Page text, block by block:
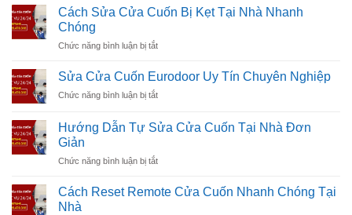
Nhất
Cuốn:
Chi
Từ
Bảo
Dưỡng
Cuốn
Nhà
Cách Sửa Cửa Cuốn Bị Kẹt Tại Nhà Nhanh
Chóng
Chức năng bình luận bị tắtở
Sửa
Cuốn
Kẹt
Nhanh
Sửa Cửa Cuốn Eurodoor Uy Tín Chuyên Nghiệp
Chức năng bình luận bị tắtở
Cửa
Cuốn
Uy
Chuyên
Hướng Dẫn Tự Sửa Cửa Cuốn Tại Nhà Đơn
Giản
Chức năng bình luận bị tắtở
Dẫn
Cách Reset Remote Cửa Cuốn Nhanh Chóng Tại
Nhà